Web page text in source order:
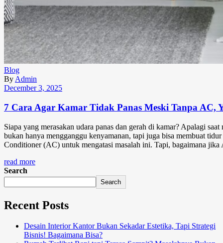
Blog
By Admin
December 3, 2025
7 Cara Agar Kamar Tidak Panas Meski Tanpa AC,
Siapa yang merasakan udara panas dan gerah di kamar? Apalagi
bukan hanya mengganggu kenyamanan, tapi juga bisa membuat
Conditioner (AC) untuk mengatasi masalah ini. Tapi, bagaimana
read more
Search
Search
Recent Posts
Desain Interior Kantor Bukan Sekadar Estetika, Tapi Strategi
Bisnis! Bagaimana Bisa?